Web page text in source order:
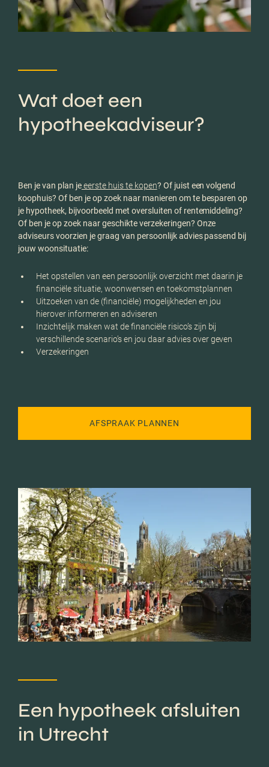
Wat doet een
hypotheekadviseur?
Ben je van plan jeeerste huis te kopen? Of juist een volgend
koophuis? Of ben je op zoek naar manieren om te besparen op
je hypotheek, bijvoorbeeld met oversluiten of rentemiddeling?
Of ben je op zoek naar geschikte verzekeringen? Onze
adviseurs voorzien je graag van persoonlijk advies passend bij
jouw woonsituatie:
Het opstellen van een persoonlijk overzicht met daarin je
financiële situatie, woonwensen en toekomstplannen
Uitzoeken van de (financiële) mogelijkheden en jou
hierover informeren en adviseren
Inzichtelijk maken wat de financiële risico’s zijn bij
verschillende scenario’s en jou daar advies over geven
Verzekeringen
AFSPRAAK PLANNEN
Een hypotheek afsluiten
in Utrecht